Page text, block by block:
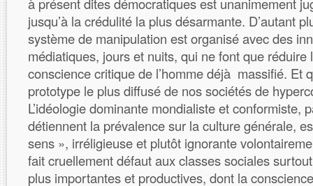
jusqu’à la crédulité la plus désarmante. D’autant
système de manipulation est organisé avec des
médiatiques, jours et nuits, qui ne font que réduire
conscience critique de l’homme déjà massifié. Et
prototype le plus diffusé de nos sociétés de
L’idéologie dominante mondialiste et conformiste,
détiennent la prévalence sur la culture générale,
sens », irréligieuse et plutôt ignorante
fait cruellement défaut aux classes sociales
plus importantes et productives, dont la